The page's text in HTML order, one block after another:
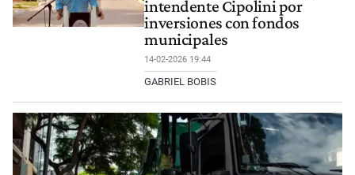
intendente Cipolini por
inversiones con fondos
municipales
14-02-2026 19:44
GABRIEL BOBIS